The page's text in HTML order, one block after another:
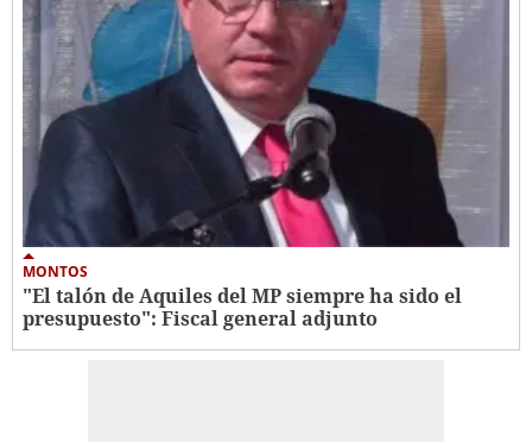
MONTOS
"El talón de Aquiles del MP siempre ha sido el
presupuesto": Fiscal general adjunto